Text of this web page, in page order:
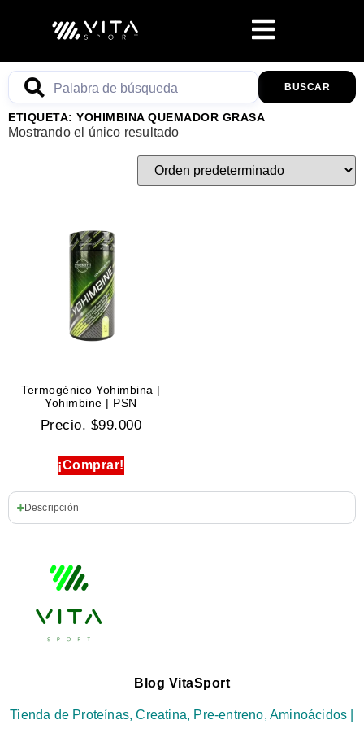
BUSCAR
ETIQUETA: YOHIMBINA QUEMADOR GRASA
Mostrando el único resultado
Termogénico Yohimbina |
Yohimbine | PSN
Precio. $99.000
¡Comprar!
Descripción
Blog VitaSport
Tienda de Proteínas, Creatina, Pre-entreno, Aminoácidos |